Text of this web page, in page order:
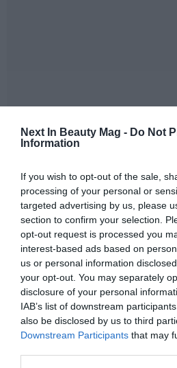
Next In Beauty Mag - Do Not
Information
If you wish to opt-out of the sale,
processing of your personal or
targeted advertising by us, please
section to confirm your selection.
opt-out request is processed you
interest-based ads based on
us or personal information
your opt-out. You may separately
disclosure of your personal
IAB’s list of downstream
also be disclosed by us to third
Downstream Participants that may
A pesar de que la región de
contracción del8,8 %, el
en China continental permitió
lo que resultó en una
En el primer semestre de 2025,